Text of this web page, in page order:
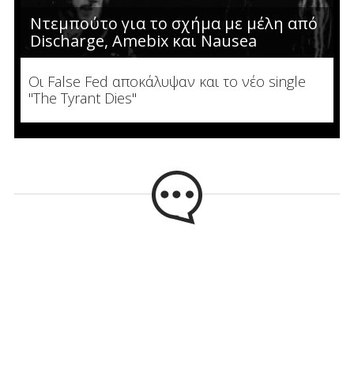
Ντεμπούτο για το σχήμα με μέλη από
Discharge, Amebix και Nausea
Οι False Fed αποκάλυψαν και το νέο single
"The Tyrant Dies"